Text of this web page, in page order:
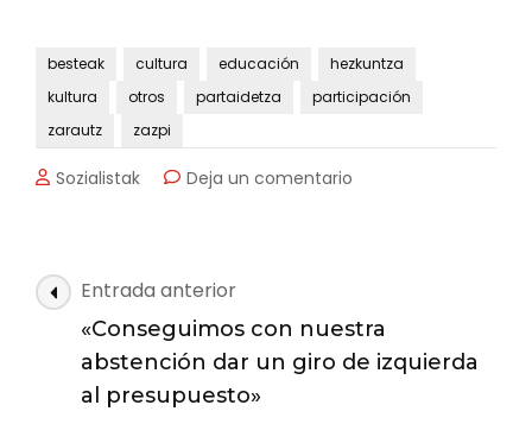
besteak cultura educación
hezkuntza
kultura
otros partaidetza
participación
zarautz
zazpi
Sozialistak Deja un comentario
Navegación
de
entradas
Entrada anterior
«Conseguimos con nuestra
abstención dar un giro de izquierda
al presupuesto»